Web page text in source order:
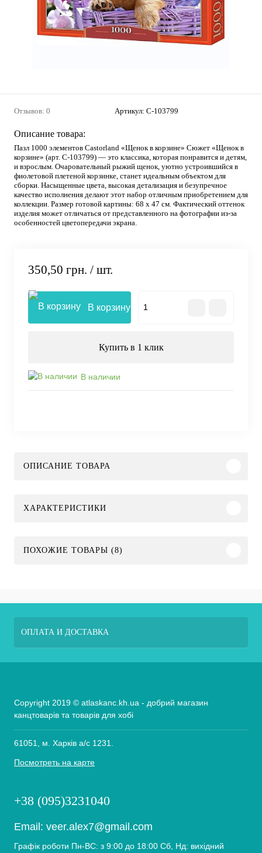
Отзывов: 0 Артикул: С-103799
Описание товара:
Пазл 1000 элементов Castorland «Щенок в корзине» Сюжет «Щенок в
корзине» (арт. C-103799) — это классика, которая понравится и детям,
и взрослым. Очаровательный рыжий щенок, уютно устроившийся в
фиолетовой плетеной корзинке, станет идеальным объектом для
сборки. Насыщенные цвета, высокая детализация и безупречное
качество исполнения делают этот набор отличным приобретением для
коллекции. Размер готовой картины: 68 х 47 см. Фактический оттенок
изделия может отличаться от представленного на фотографии из-за
особенностей цветопередачи экрана.
350,50 грн. / шт.
В корзину
Купить в 1 клик
В наличии
ОПИСАНИЕ ТОВАРА
ХАРАКТЕРИСТИКИ
ПОХОЖИЕ ТОВАРЫ (8)
ОПЛАТА И ДОСТАВКА
Copyright 2019 © atlaskanc.kh.ua - добрий магазин
канцтоварів та товарів для хобі
61051, м. Харків а/с 1231.
Посмотреть на карте
+38 (095)3231040
Email: veer.alex7@gmail.com
Графік роботи Пн-ВС: з 9:00 до 18:00 Сб, Нд: вихідний